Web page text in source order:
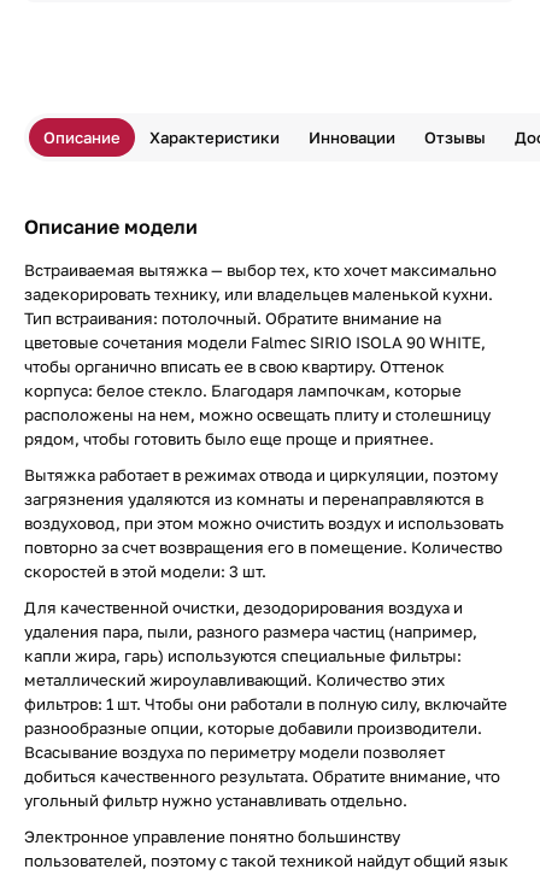
Описание Характеристики Инновации Отзывы
Описание модели
Встраиваемая вытяжка — выбор тех, кто хочет максимально
задекорировать технику, или владельцев маленькой кухни.
Тип встраивания: потолочный. Обратите внимание на
цветовые сочетания модели Falmec SIRIO ISOLA 90 WHITE,
чтобы органично вписать ее в свою квартиру. Оттенок
корпуса: белое стекло. Благодаря лампочкам, которые
расположены на нем, можно освещать плиту и столешницу
рядом, чтобы готовить было еще проще и приятнее.
Вытяжка работает в режимах отвода и циркуляции, поэтому
загрязнения удаляются из комнаты и перенаправляются в
воздуховод, при этом можно очистить воздух и использовать
повторно за счет возвращения его в помещение. Количество
скоростей в этой модели: 3 шт.
Для качественной очистки, дезодорирования воздуха и
удаления пара, пыли, разного размера частиц (например,
капли жира, гарь) используются специальные фильтры:
металлический жироулавливающий. Количество этих
фильтров: 1 шт. Чтобы они работали в полную силу, включайте
разнообразные опции, которые добавили производители.
Всасывание воздуха по периметру модели позволяет
добиться качественного результата. Обратите внимание, что
угольный фильтр нужно устанавливать отдельно.
Электронное управление понятно большинству
пользователей, поэтому с такой техникой найдут общий язык